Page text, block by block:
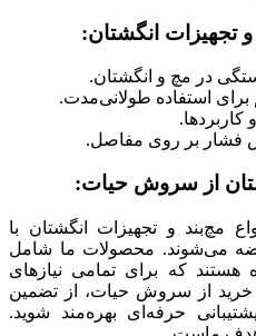
تجهیزات انگشتان:
در مچ و انگشتان.
استفاده طولانی‌مدت.
فشار بر روی مفاصل.
از سروش حیات:
مچ‌بند و تجهیزات انگشتان با
می‌شوند. محصولات ما شامل
هستند که برای تمامی نیازهای
خرید از سروش حیات، از تضمین
حرفه‌ای بهره‌مند شوید.